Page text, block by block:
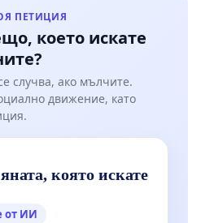
ПЕТИЦИЯ
което искате
случва, ако мълчите.
движение, като
която искате
от ИИ